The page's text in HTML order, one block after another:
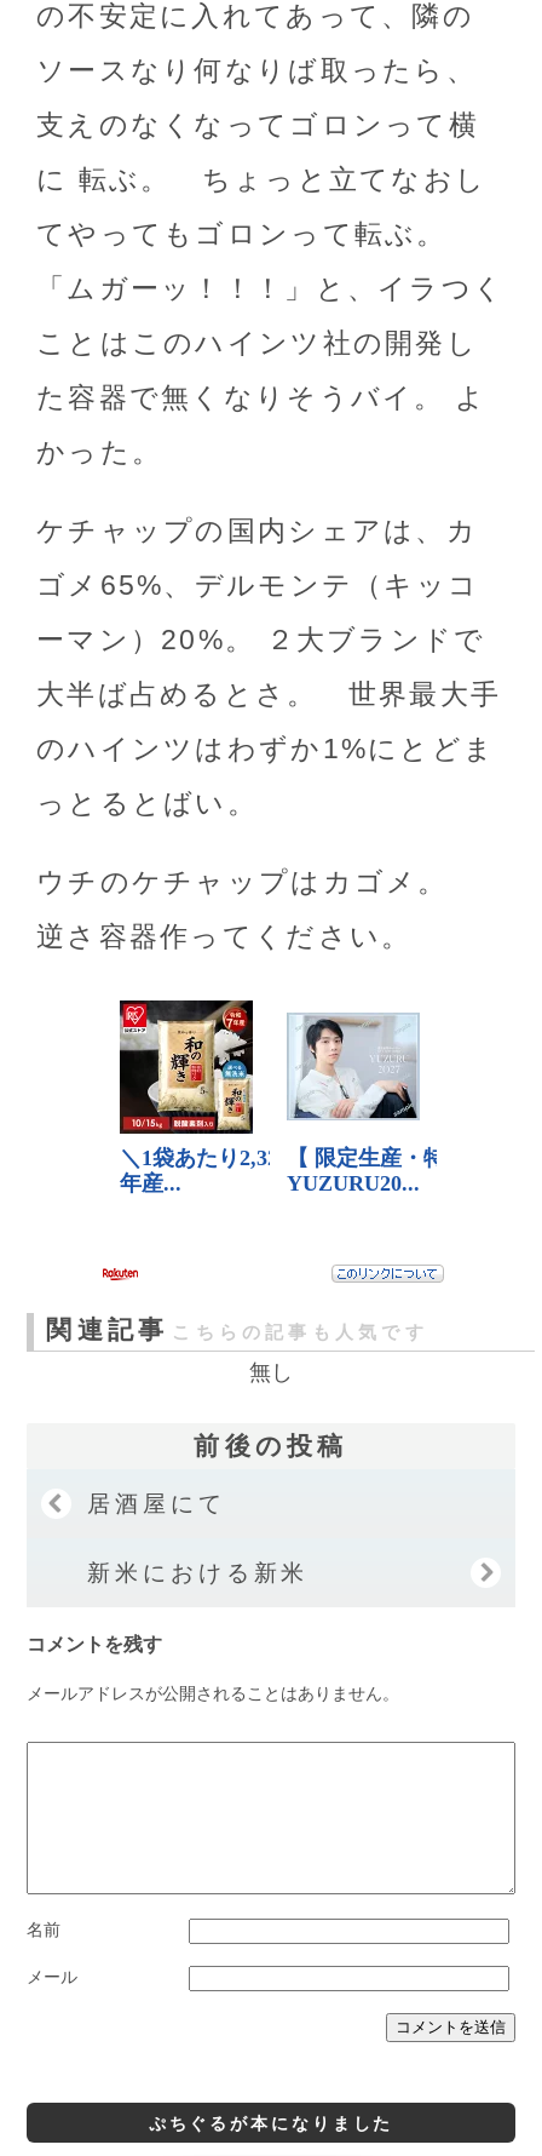
の不安定に入れてあって、隣の
ソースなり何なりば取ったら、
支えのなくなってゴロンって横
に 転ぶ。 ちょっと立てなおし
てやってもゴロンって転ぶ。
「ムガーッ！！！」と、イラつく
ことはこのハインツ社の開発し
た容器で無くなりそうバイ。 よ
かった。
ケチャップの国内シェアは、カ
ゴメ65%、デルモンテ（キッコ
ーマン）20%。 ２大ブランドで
大半ば占めるとさ。 世界最大手
のハインツはわずか1%にとどま
っとるとばい。
ウチのケチャップはカゴメ。
逆さ容器作ってください。
関連記事 こちらの記事も人気です
無し
前後の投稿
居酒屋にて
新米における新米
コメントを残す
メールアドレスが公開されることはありません。
名前
メール
ぷちぐるが本になりました